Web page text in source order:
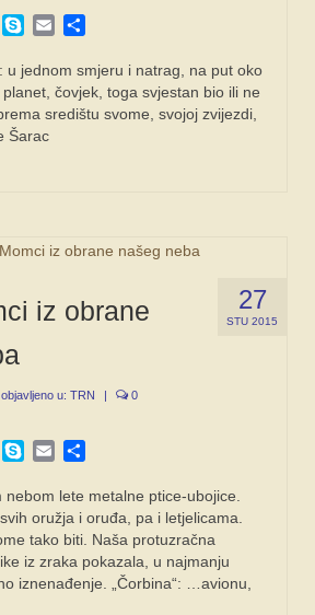
TwitterSkypeEmail
u jednom smjeru i natrag, na put oko
čovjek, toga svjestan bio ili ne
središtu svome, svojoj zvijezdi,
Šarac
27
STU 2015
iz obrane
objavljeno u: TRN | 0
TwitterSkypeEmail
lete metalne ptice-ubojice.
oružja i oruđa, pa i letjelica­ma.
tako biti. Naša protuzračna
iz zra­ka pokazala, u najmanju
izne­nađenje. „Čorbina“: …avio­nu,